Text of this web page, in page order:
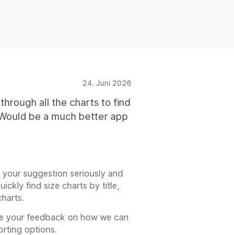
24. Juni 2026
all the charts to find
be a much better app
suggestion seriously and
find size charts by title,
your feedback on how we can
options.